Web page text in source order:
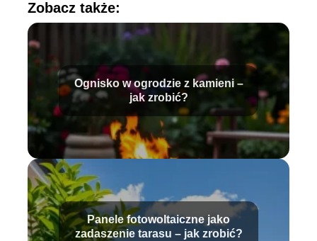
Zobacz także:
Ognisko w ogrodzie z kamieni –
jak zrobić?
Panele fotowoltaiczne jako
zadaszenie tarasu – jak zrobić?